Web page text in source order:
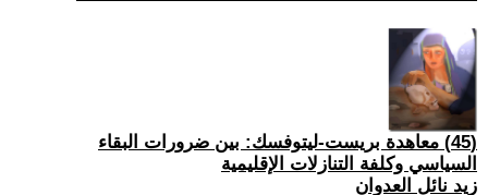
(45) معاهدة بريست-ليتوفسك: بين ضرورات البقاء
السياسي وكلفة التنازلات الإقليمية
زيد نائل العدوان